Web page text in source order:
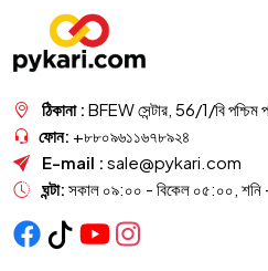
ঠিকানা : BFEW সেন্টার, 56/1/বি পশ্চিম
ফোন: +৮৮০৯৬১১৬৭৮৯২৪
E-mail : sale@pykari.com
ঘন্টা: সকাল ০৯:০০ - বিকেল ০৫:০০, শনি